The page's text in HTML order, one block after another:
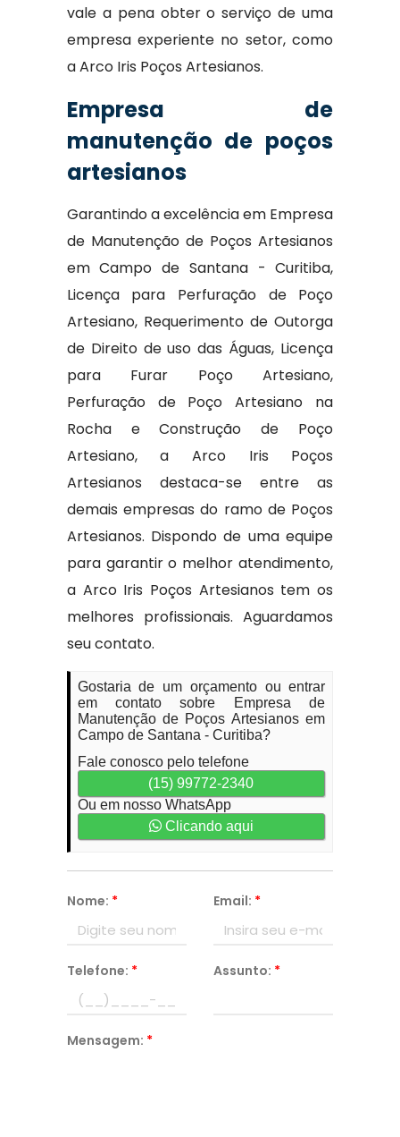
vale a pena obter o serviço de uma
empresa experiente no setor, como
a Arco Iris Poços Artesianos.
Empresa de
manutenção de poços
artesianos
Garantindo a excelência em Empresa
de Manutenção de Poços Artesianos
em Campo de Santana - Curitiba,
Licença para Perfuração de Poço
Artesiano, Requerimento de Outorga
de Direito de uso das Águas, Licença
para Furar Poço Artesiano,
Perfuração de Poço Artesiano na
Rocha e Construção de Poço
Artesiano, a Arco Iris Poços
Artesianos destaca-se entre as
demais empresas do ramo de Poços
Artesianos. Dispondo de uma equipe
para garantir o melhor atendimento,
a Arco Iris Poços Artesianos tem os
melhores profissionais. Aguardamos
seu contato.
Gostaria de um orçamento ou entrar
em contato sobre Empresa de
Manutenção de Poços Artesianos em
Campo de Santana - Curitiba?
Fale conosco pelo telefone
(15) 99772-2340
Ou em nosso WhatsApp
Clicando aqui
Nome: * Email: *
Telefone: * Assunto: *
Mensagem: *